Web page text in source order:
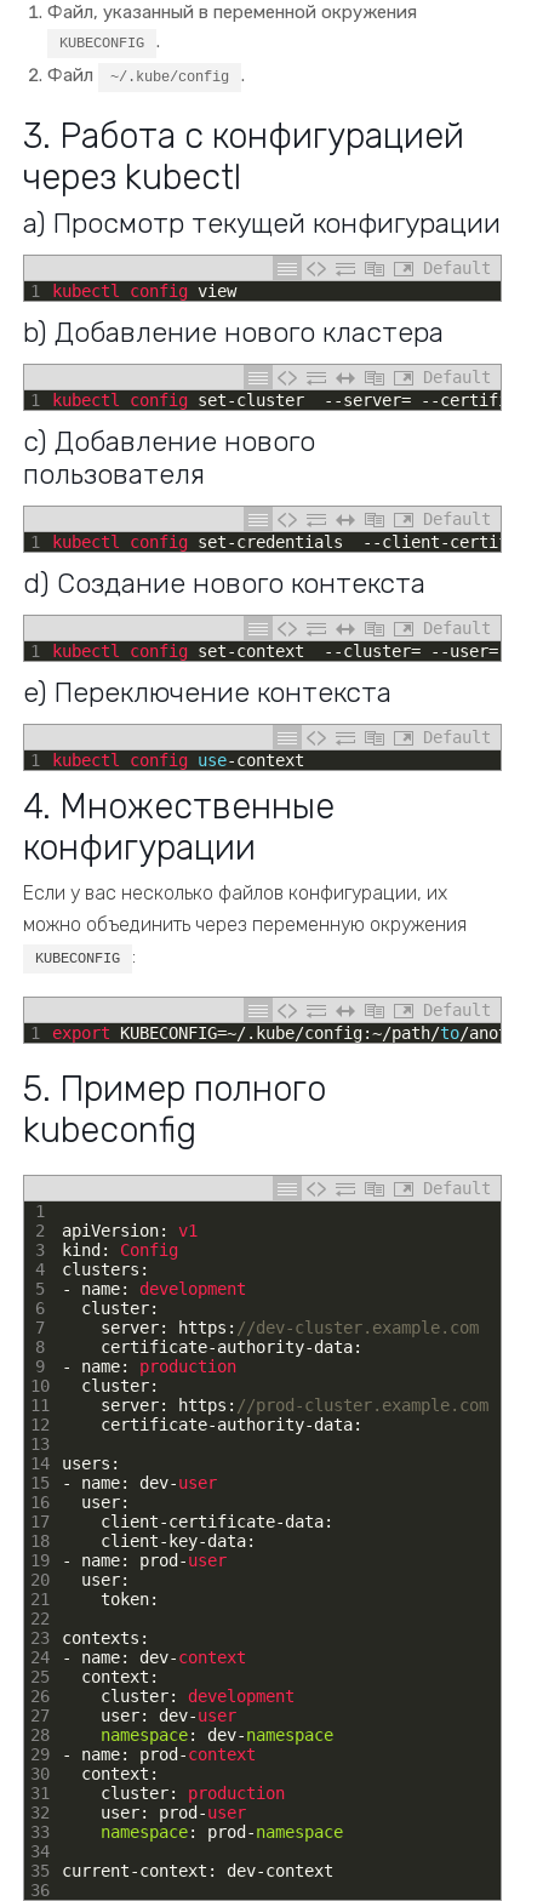
Файл, указанный в переменной окружения
KUBECONFIG
.
Файл
~/.kube/config .
3. Работа с конфигурацией
через kubectl
a) Просмотр текущей конфигурации
Default
1
kubectl config view
b) Добавление нового кластера
Default
1
kubectl config set-cluster --server= --
c) Добавление нового
пользователя
Default
1
kubectl config set-credentials --client-
d) Создание нового контекста
Default
1
kubectl config set-context --cluster= --user=
e) Переключение контекста
Default
1
kubectl config use-context
4. Множественные
конфигурации
Если у вас несколько файлов конфигурации, их
можно объединить через переменную окружения
KUBECONFIG :
Default
1
export KUBECONFIG=~/. kube/config:~/path/to/another
5. Пример полного
kubeconfig
Default
1
2
3
4
5
6
7
8
9
10
11
12
13
14
15
16
17
18
19
20
21
22
23
24
25
26
27
28
29
30
31
32
33
34
35
36
apiVersion:
v1
kind :
Config
clusters :
-
name:
development
cluster:
server: https : //dev-cluster.example.com
certificate-authority-data:
-
name:
production
cluster:
server: https : //prod-cluster.example.com
certificate-authority-data:
users :
-
name: dev-user
user:
client-certificate-data:
client- key-data:
-
name: prod -user
user:
token:
contexts :
-
name: dev-context
context :
cluster:
development
user: dev-user
namespace: dev-namespace
-
name: prod -context
context :
cluster:
production
user: prod -user
namespace: prod -namespace
current-context : dev-context